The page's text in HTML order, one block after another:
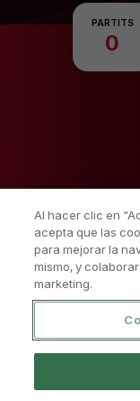
PARTITS
0
Al hacer clic en
acepta que las
para mejorar la
mismo, y
marketing.